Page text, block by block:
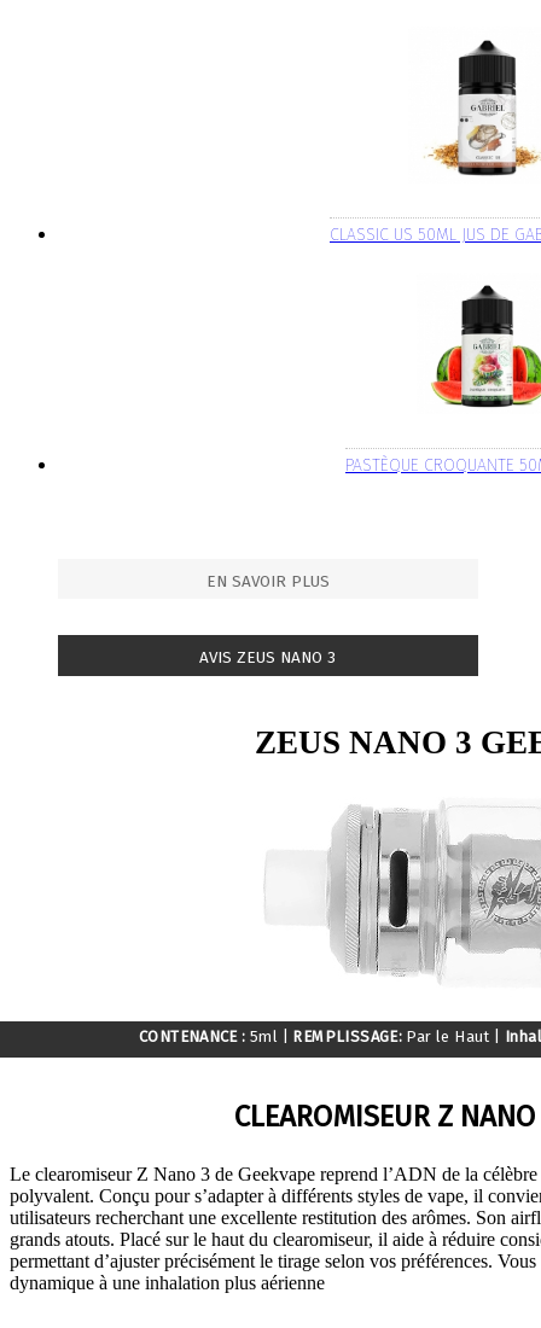
CLASSIC US 50ML JUS DE
PASTÈQUE CROQUANTE
EN SAVOIR PLUS
AVIS ZEUS NANO 3
ZEUS NANO 3
CONTENANCE : 5ml REMPLISSAGE: Par le Haut
CLEAROMISEUR Z NANO
Le clearomiseur Z Nano 3 de Geekvape reprend l’ADN de la
polyvalent. Conçu pour s’adapter à différents styles de vape, il
utilisateurs recherchant une excellente restitution des arômes. Son
grands atouts. Placé sur le haut du clearomiseur, il aide à réduire
permettant d’ajuster précisément le tirage selon vos préférences.
dynamique à une inhalation plus aérienne